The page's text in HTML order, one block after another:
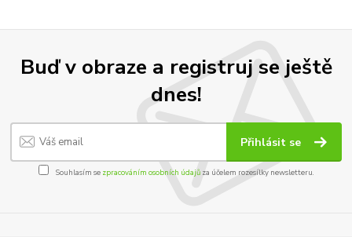
Buď v obraze a registruj se ještě
dnes!
Přihlásit se
Souhlasím se zpracováním osobních údajůza účelem rozesílky newsletteru.